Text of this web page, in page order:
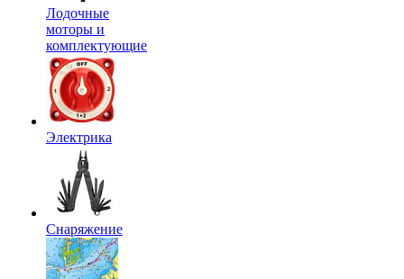
Лодочные
моторы и
комплектующие
Электрика
Снаряжение